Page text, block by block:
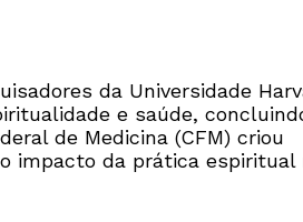
da Universidade
e saúde,
de Medicina (CFM) criou
impacto da prática espiritual